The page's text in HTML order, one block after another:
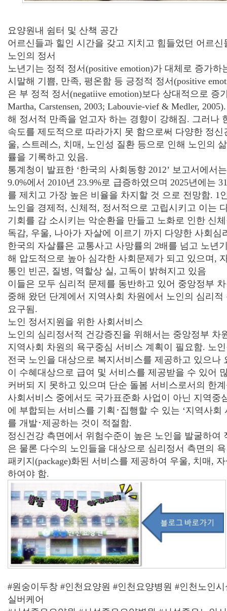
요양원내 쉼터 및 산책 공간
어르신들과 힐인 시간을 갖고 지치고 힘들었던 어르
노인의 정서
노년기는 정적 정서(positive emotion)가 대체로 증가
시말해 기쁨, 만족, 평온함 등 긍정적 정서(positive
은 부 정적 정서(negatiive emotion)보다 상대적으로 증
Martha, Carstensen, 2003; Labouvie-vief & Medler,
해 정서적 만족을 얻고자 하는 경향이 강해짐. 그러나
속도를 제도적으로 따라가지 못 함으로써 다양한 정
울, 스트레스, 치매, 노인성 질환 등으로 인해 노인의
률을 기록하고 있음.
통계청이 발표한 ‘한국의 사회동향 2012’ 보고서에서
9.0%에서 2010년 23.9%로 급증하였으며 2025년에는
를 제치고 가장 높은 비율을 차지할 것 으로 전망함. 1
노인을 경제적, 신체적, 정서적으로 고립시키고 이는
기회를 감 소시키는 악순환을 만들고 노화로 인한 신
독감, 우울, 나아가 자살에 이르기 까지 다양한 사회심
한국의 자살률은 교통사고 사망률의 2배를 넘고 노년
해 압도적으로 높아 심각한 사회문제가 되고 있으며,
통인 빈곤, 질병, 역할상 실, 고독이 밝혀지고 있음
이들은 모두 심리적 문제를 동반하고 있어 중앙정부
중해 왔던 단계에서 지역사회 차원에서 노인의 심리
요구됨.
노인 정서지원을 위한 사회서비스
노인의 심리정서적 건강증진을 위해서는 중앙정부 차
지역사회 차원의 욕구중심 서비스 계획이 필요함. 노
전국 노인을 대상으로 복지서비스를 제공하고 있으나
이 수혜대상으로 급여 및 서비스를 제공받을 수 있어
커버되 지 못하고 있으며 단순 돌봄 서비스로서의 한
사회서비스 중에서도 국가표준화 사업이 아닌 지역중
에 부합되는 서비스를 기획･집행할 수 있는 ‘지역사회
를 개발･제공하는 것이 적절함.
정신건강 측면에서 위험수준이 높은 노인을 발굴하여
은 물론 다수의 노인들을 대상으로 심리정서 측면의
패키지(package)화된 서비스를 제공하여 우울, 치매,
하여야 함.
#원숭이두창 #인천요양원 #인천요양병원 #인천노인
실버케어